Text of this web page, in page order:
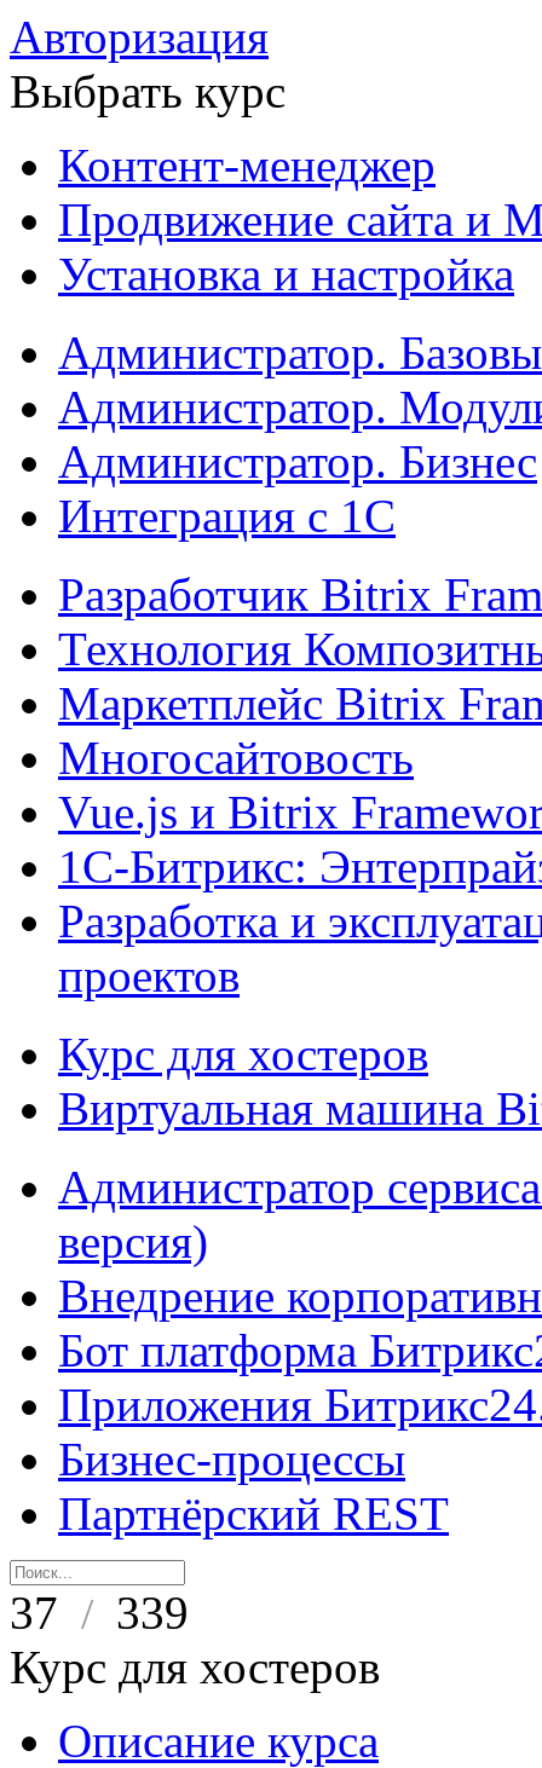
Авторизация
Выбрать курс
Контент-менеджер
Продвижение сайта и
Установка и настройка
Администратор.
Администратор.
Администратор. Бизнес
Интеграция с 1С
Разработчик Bitrix
Технология
Маркетплейс Bitrix
Многосайтовость
Vue.js и Bitrix
1С-Битрикс:
Разработка и
проектов
Курс для хостеров
Виртуальная машина
Администратор
версия)
Внедрение
Бот платформа
Приложения
Бизнес-процессы
Партнёрский REST
37 / 339
Курс для хостеров
Описание курса